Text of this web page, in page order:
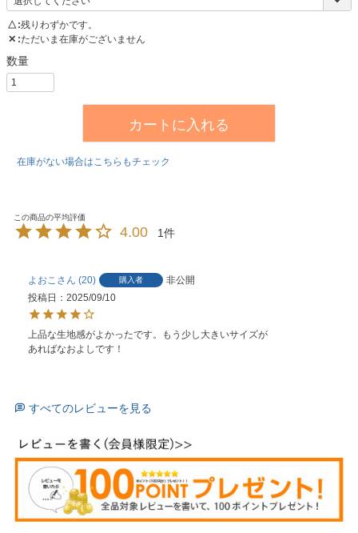
△ 残りわずかです。
✕ ただいま在庫がございません
カートに入れる
在庫がない場合はこちらもチェック
4.00 1
よおこ 20 購入者
非公開
投稿日
2025/09/10
上品な生地感がよかったです。もう少し大きいサイズが
あればなおよしです！
すべてのレビューを見る